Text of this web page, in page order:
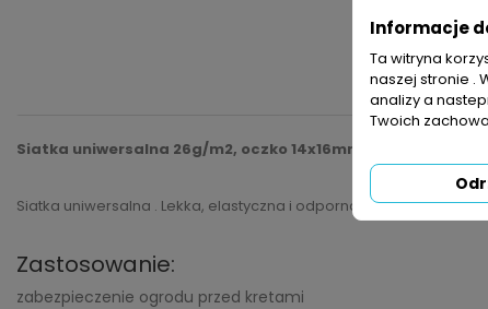
Siatka uniwersalna 26g/m2, oczko 14x16mm 1x100m
Siatka uniwersalna . Lekka, elastyczna i odporna na odkształcenia.
Zastosowanie:
zabezpieczenie ogrodu przed kretami
Informacje
Ta witryna
naszej stronie .
analizy a
Twoich